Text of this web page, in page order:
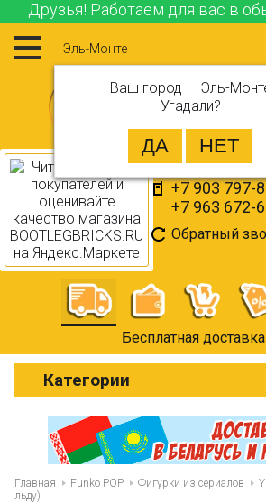
Друзья! Работаем для вас в
Эль-Монте
Ваш город — Эль-
Угадали?
+7 903 797-
+7 963 672-
Обратный
Оплата при
Категории
Главная Funko POP Фигурки из сериалов
льду)